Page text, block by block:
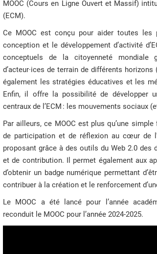
MOOC (Cours en Ligne Ouvert et Massif)
(ECM).
Ce MOOC est conçu pour aider toutes les
conception et le développement d’activité
conceptuels de la citoyenneté mondiale
d’acteur·ices de terrain de différents
également les stratégies éducatives et les
Enfin, il offre la possibilité de développer
centraux de l’ECM : les mouvements sociaux
Par ailleurs, ce MOOC est plus qu’une
de participation et de réflexion au cœur de
proposant grâce à des outils du Web 2.0
et de contribution. Il permet également aux
d’obtenir un badge numérique permettant
contribuer à la création et le renforcement
Le MOOC a été lancé pour l’année
reconduit le MOOC pour l’année 2024-2025.